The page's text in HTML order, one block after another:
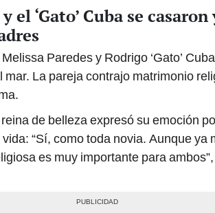
el ‘Gato’ Cuba se casaron
Paredes y Rodrigo ‘Gato’
mar. La pareja contrajo matrimonio
de belleza expresó su emoción
“Sí, como toda novia. Aunque ya
es muy importante para